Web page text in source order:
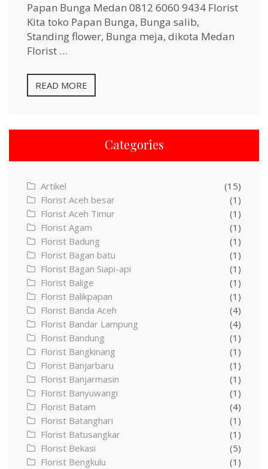
Papan Bunga Medan 0812 6060 9434 Florist
Kita toko Papan Bunga, Bunga salib,
Standing flower, Bunga meja, dikota Medan
Florist …
READ MORE
Categories
Artikel
(15)
Florist Aceh besar
(1)
Florist Aceh Timur
(1)
Florist Agam
(1)
Florist Badung
(1)
Florist Bagan batu
(1)
Florist Bagan Siapi-api
(1)
Florist Balige
(1)
Florist Balikpapan
(1)
Florist Banda Aceh
(4)
Florist Bandar Lampung
(4)
Florist Bandung
(1)
Florist Bangkinang
(1)
Florist Banjarbaru
(1)
Florist Banjarmasin
(1)
Florist Banyuwangi
(1)
Florist Batam
(4)
Florist Batanghari
(1)
Florist Batusangkar
(1)
Florist Bekasi
(5)
Florist Bengkulu
(1)